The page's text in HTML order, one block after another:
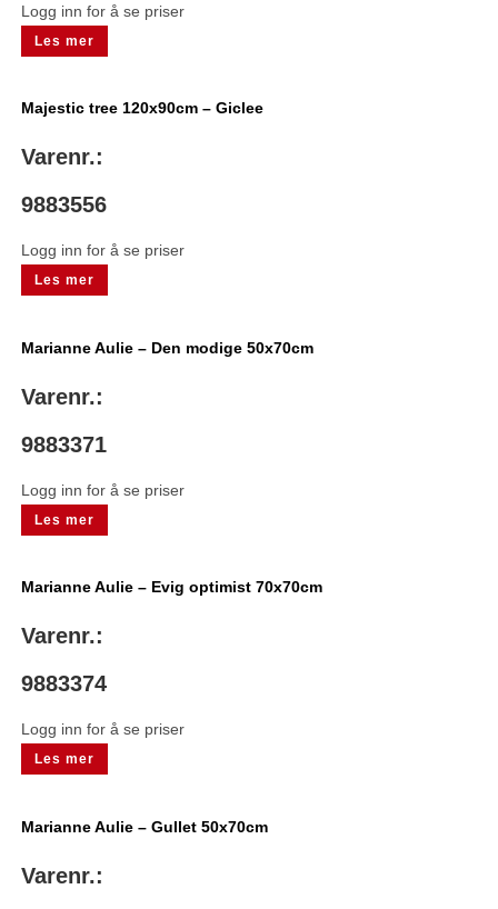
Logg inn for å se priser
Les mer
Majestic tree 120x90cm – Giclee
Varenr.:
9883556
Logg inn for å se priser
Les mer
Marianne Aulie – Den modige 50x70cm
Varenr.:
9883371
Logg inn for å se priser
Les mer
Marianne Aulie – Evig optimist 70x70cm
Varenr.:
9883374
Logg inn for å se priser
Les mer
Marianne Aulie – Gullet 50x70cm
Varenr.: